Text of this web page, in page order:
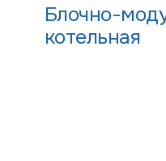
Блочно-
котельная